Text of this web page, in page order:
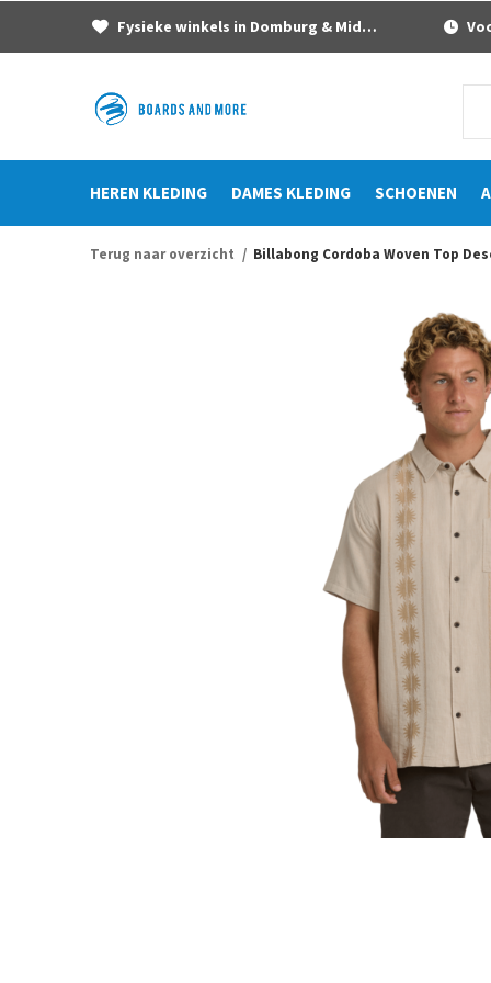
HEREN KLEDING DAMES KLEDING SCHOENEN
Fysieke winkels in Domburg & Middelburg
Terug naar overzicht Billabong Cordoba Woven Top